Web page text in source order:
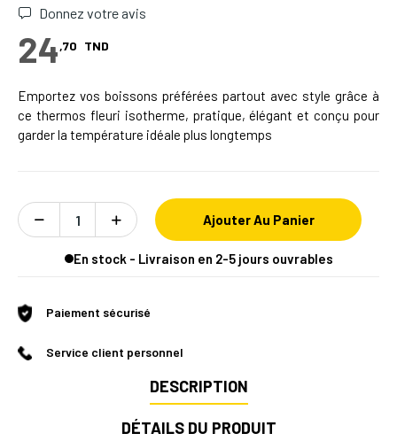
Donnez votre avis
24,70 TND
Emportez vos boissons préférées partout avec style grâce à
ce thermos fleuri isotherme, pratique, élégant et conçu pour
garder la température idéale plus longtemps
Ajouter Au Panier
En stock - Livraison en 2-5 jours ouvrables
Paiement sécurisé
Service client personnel
DESCRIPTION
DÉTAILS DU PRODUIT